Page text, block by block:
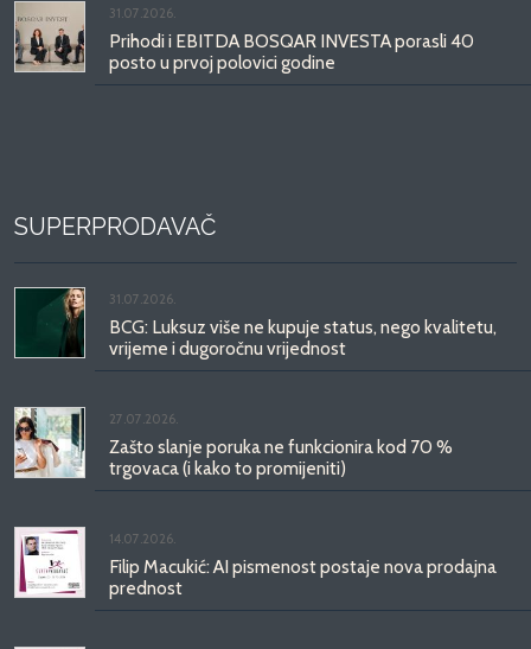
31.07.2026.
Prihodi i EBITDA BOSQAR INVESTA porasli 40
posto u prvoj polovici godine
SUPERPRODAVAČ
31.07.2026.
BCG: Luksuz više ne kupuje status, nego kvalitetu,
vrijeme i dugoročnu vrijednost
27.07.2026.
Zašto slanje poruka ne funkcionira kod 70 %
trgovaca (i kako to promijeniti)
14.07.2026.
Filip Macukić: AI pismenost postaje nova prodajna
prednost